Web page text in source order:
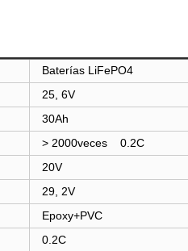
Baterías LiFePO4
25, 6V
30Ah
> 2000veces 0.2C
20V
29, 2V
Epoxy+PVC
0.2C